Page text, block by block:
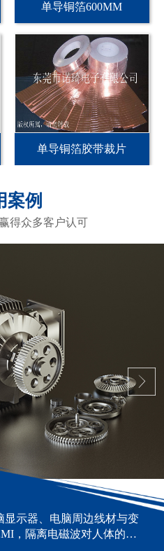
单导铜箔600MM
单导铜箔胶带裁片
案例
得众多客户认可
示器、电脑周边线材与变
，隔离电磁波对人体的危